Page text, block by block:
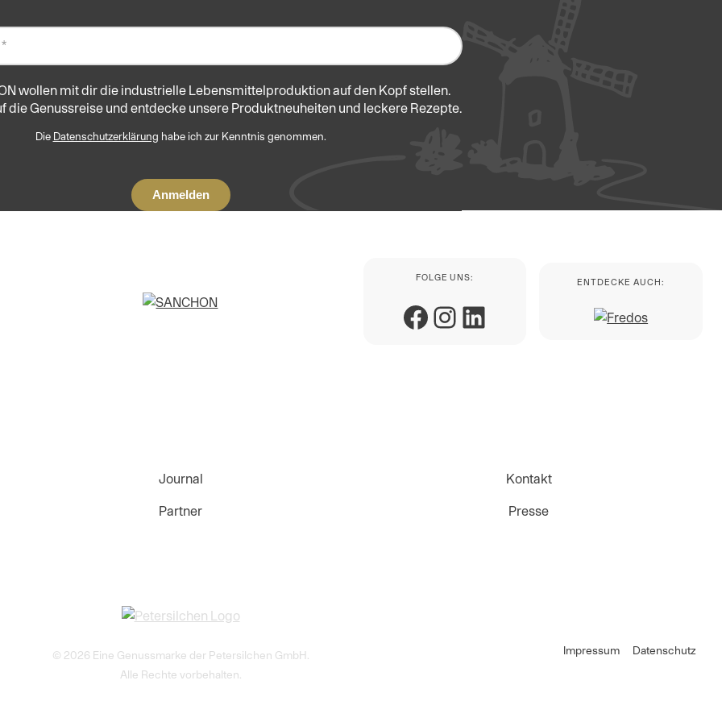
wollen mit dir die industrielle Lebensmittelproduktion auf den Kopf stellen.
die Genussreise und entdecke unsere Produktneuheiten und leckere Rezepte.
Die Datenschutzerklärung habe ich zur Kenntnis genommen.
FOLGE UNS:
Facebook
Instagram
LinkedIn
ENTDECKE AUCH:
Journal
Partner
Kontakt
Presse
© 2026 Eine Genussmarke der Petersilchen GmbH.
Alle Rechte vorbehalten.
Impressum Datenschutz